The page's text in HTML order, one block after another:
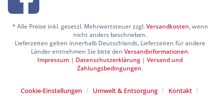
* Alle Preise inkl. gesetzl. Mehrwertsteuer zzgl.Versandkosten, wenn
nicht anders beschrieben.
Lieferzeiten gelten innerhalb Deutschlands, Lieferzeiten für andere
Länder entnehmen Sie bitte den Versandinformationen.
Impressum | Datenschutzerklärung | Versand und
Zahlungsbedingungen.
Cookie-Einstellungen Umwelt & Entsorgung
Kontakt